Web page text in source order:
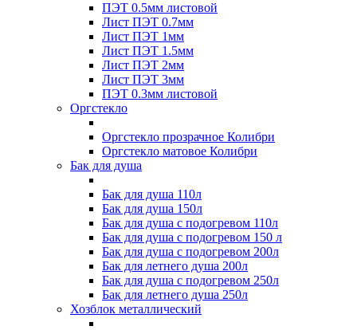
ПЭТ 0.5мм листовой
Лист ПЭТ 0.7мм
Лист ПЭТ 1мм
Лист ПЭТ 1.5мм
Лист ПЭТ 2мм
Лист ПЭТ 3мм
ПЭТ 0.3мм листовой
Оргстекло
Оргстекло прозрачное Колибри
Оргстекло матовое Колибри
Бак для душа
Бак для душа 110л
Бак для душа 150л
Бак для душа с подогревом 110л
Бак для душа с подогревом 150 л
Бак для душа с подогревом 200л
Бак для летнего душа 200л
Бак для душа с подогревом 250л
Бак для летнего душа 250л
Хозблок металлический